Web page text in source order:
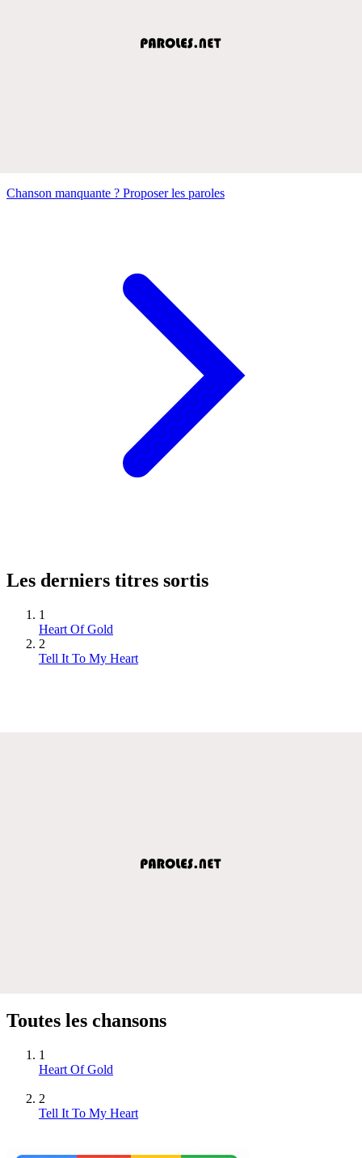
Chanson manquante ? Proposer les paroles
Les derniers titres sortis
1
Heart Of Gold
2
Tell It To My Heart
Toutes les chansons
1
Heart Of Gold
2
Tell It To My Heart